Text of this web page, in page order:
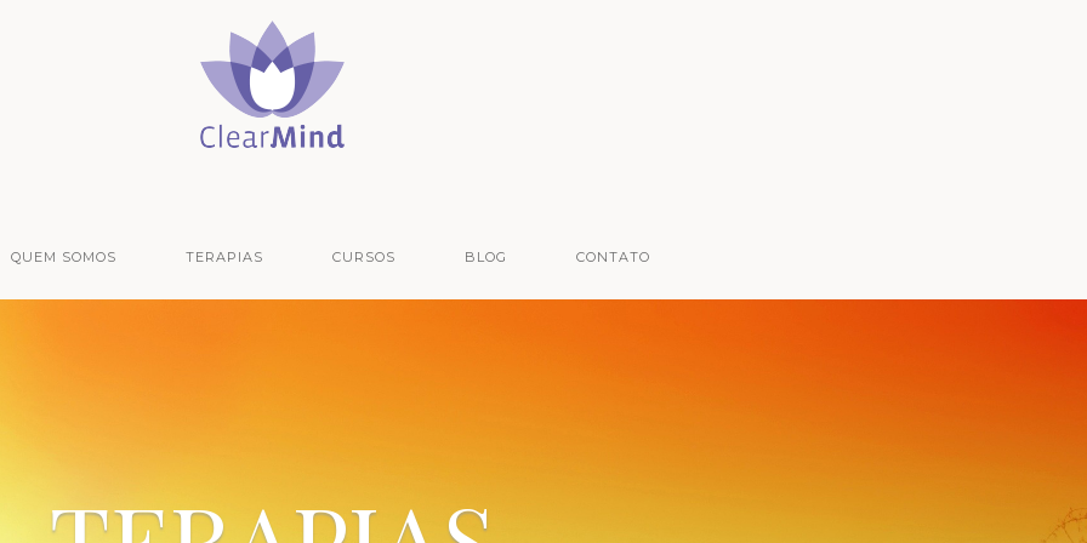
QUEM SOMOS TERAPIAS CURSOS BLOG CONTATO